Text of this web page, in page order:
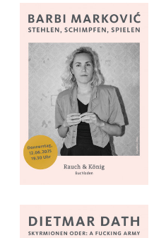
Barbi Marković:
Dietmar Dath: